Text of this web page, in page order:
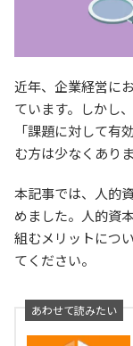
近年、企業経営に
ています。しかし
「課題に対して
む方は少なくあり
本記事では、人的
めました。人的資
組むメリットにつ
てください。